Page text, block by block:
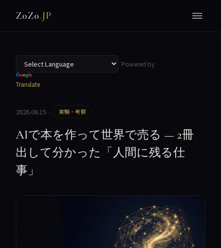
Z0Z0.JP
Powered by
Translate
2026.06.15 実験・考察
AIで本を作って世界で売る — 2冊
出して分かった「人間に残る仕
事」